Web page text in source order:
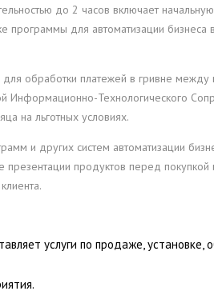
до 2 часов включает
для автоматизации
обработки платежей в гривне
Информационно-Технологического
на льготных условиях.
и других систем автоматизации
продуктов перед
услуги по продаже,